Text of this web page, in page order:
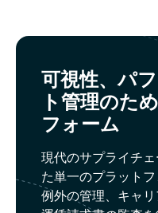
可視性、パ
ト管理のた
フォーム
現代のサプライチ
た単一のプラットフ
例外の管理、キャリ